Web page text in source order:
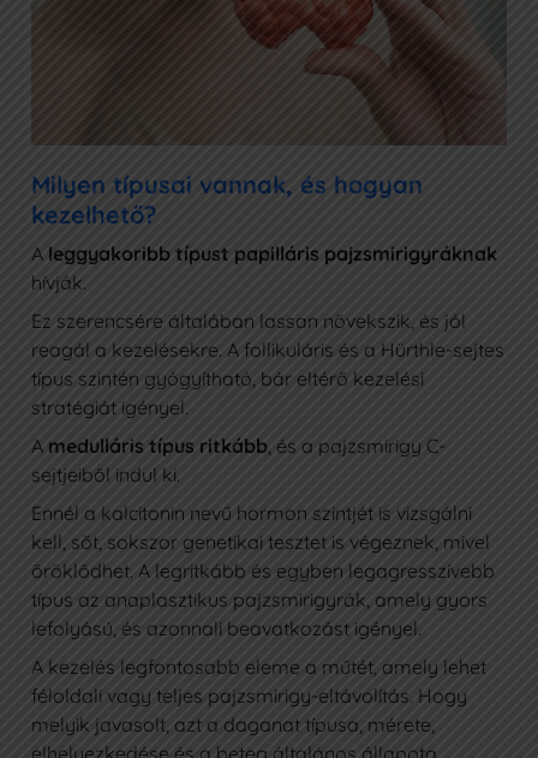
Milyen típusai vannak, és hogyan
kezelhető?
A leggyakoribb típust papilláris pajzsmirigyráknak
hívják.
Ez szerencsére általában lassan növekszik, és jól
reagál a kezelésekre. A follikuláris és a Hürthle-sejtes
típus szintén gyógyítható, bár eltérő kezelési
stratégiát igényel.
A medulláris típus ritkább, és a pajzsmirigy C-
sejtjeiből indul ki.
Ennél a kalcitonin nevű hormon szintjét is vizsgálni
kell, sőt, sokszor genetikai tesztet is végeznek, mivel
öröklődhet. A legritkább és egyben legagresszívebb
típus az anaplasztikus pajzsmirigyrák, amely gyors
lefolyású, és azonnali beavatkozást igényel.
A kezelés legfontosabb eleme a műtét, amely lehet
féloldali vagy teljes pajzsmirigy-eltávolítás. Hogy
melyik javasolt, azt a daganat típusa, mérete,